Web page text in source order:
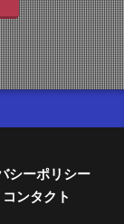
シーポリシー
コンタクト